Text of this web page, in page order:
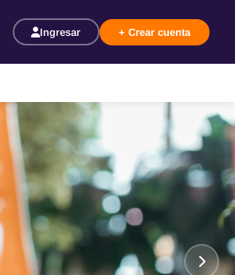
Ingresar + Crear cuenta